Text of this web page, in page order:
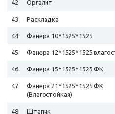
42 Оргалит
43 Раскладка
44 Фанера 10*1525*1525
45 Фанера 12*1525*1525
46 Фанера 15*1525*1525 ФК
47
Фанера 21*1525*1525 ФК
(Влагостойкая)
48 Штапик